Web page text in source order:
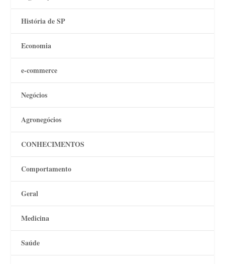
História de SP
Economia
e-commerce
Negócios
Agronegócios
CONHECIMENTOS
Comportamento
Geral
Medicina
Saúde